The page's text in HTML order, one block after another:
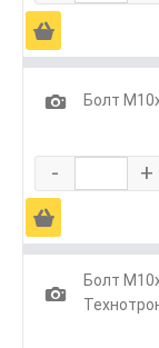
Ä
1
Болт
- +
Ä
1
Болт